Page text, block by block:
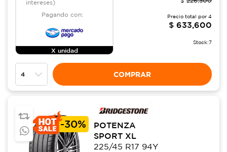
intereses)
Pagando con:
X unidad
Precio total por 4
$ 633,600
Stock:7
COMPRAR
-30%
POTENZA
SPORT XL
225/45 R17 94Y